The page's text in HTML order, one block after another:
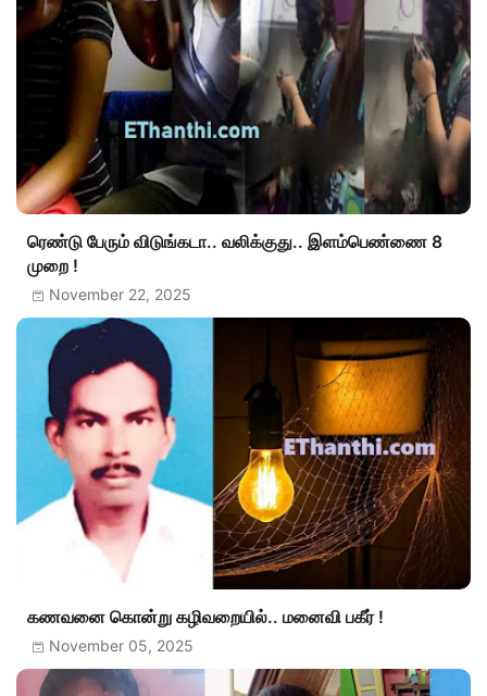
ரெண்டு பேரும் விடுங்கடா.. வலிக்குது.. இளம்பெண்ணை 8
முறை !
November 22, 2025
கணவனை கொன்று கழிவறையில்.. மனைவி பகீர் !
November 05, 2025